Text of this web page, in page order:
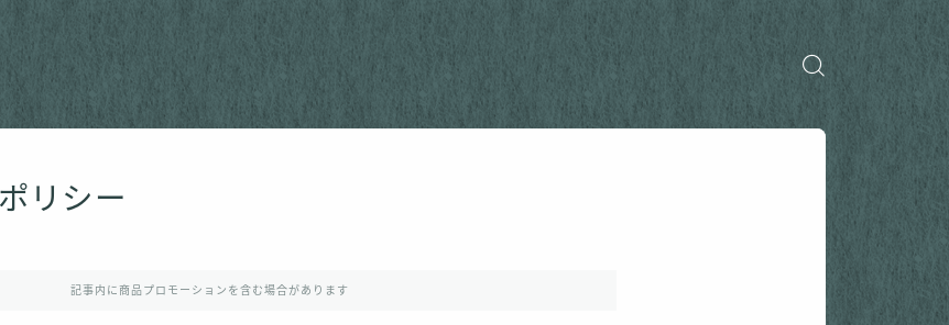
リシー
記事内に商品プロモーションを含む場合があります